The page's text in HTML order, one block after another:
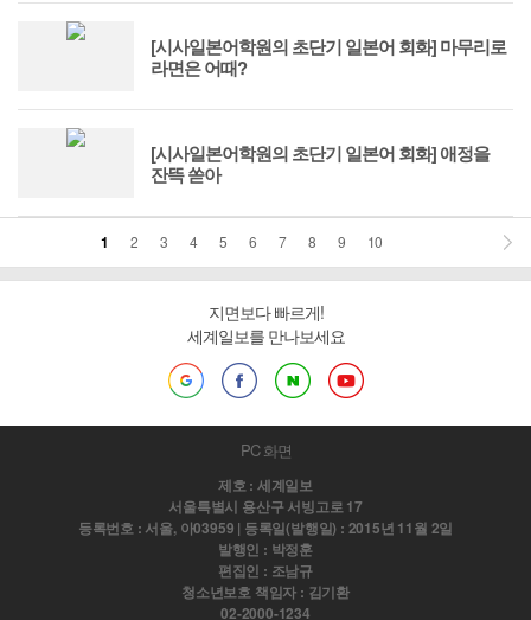
[시사일본어학원의 초단기 일본어 회화] 마무리로
라면은 어때?
[시사일본어학원의 초단기 일본어 회화] 애정을
잔뜩 쏟아
1 2 3 4 5 6 7 8 9 10
지면보다 빠르게!
세계일보를 만나보세요
PC 화면
제호 : 세계일보
서울특별시 용산구 서빙고로 17
등록번호 : 서울, 아03959 | 등록일(발행일) : 2015년 11월 2일
발행인 : 박정훈
편집인 : 조남규
청소년보호 책임자 : 김기환
02-2000-1234